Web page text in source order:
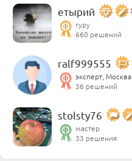
етырий
гуру
660 решений
ralf999555
эксперт, Москва
36 решений
stolsty76
мастер
33 решения